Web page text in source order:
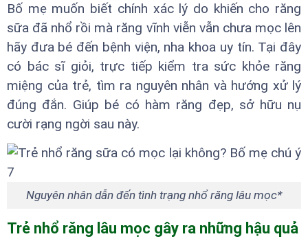
Bố mẹ muốn biết chính xác lý do khiến cho răng
sữa đã nhổ rồi mà răng vĩnh viễn vẫn chưa mọc lên
hãy đưa bé đến bệnh viện, nha khoa uy tín. Tại đây
có bác sĩ giỏi, trực tiếp kiểm tra sức khỏe răng
miệng của trẻ, tìm ra nguyên nhân và hướng xử lý
đúng đắn. Giúp bé có hàm răng đẹp, sở hữu nụ
cười rạng ngời sau này.
Nguyên nhân dẫn đến tình trạng nhổ răng lâu mọc*
Trẻ nhổ răng lâu mọc gây ra những hậu quả